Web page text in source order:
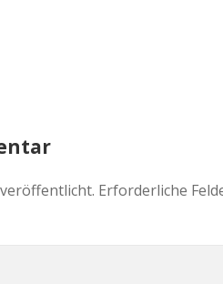
Erforderliche